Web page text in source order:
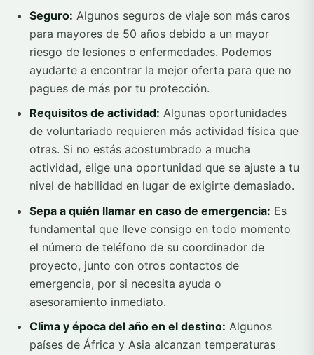
Seguro: Algunos seguros de viaje son más caros
para mayores de 50 años debido a un mayor
riesgo de lesiones o enfermedades. Podemos
ayudarte a encontrar la mejor oferta para que no
pagues de más por tu protección.
Requisitos de actividad: Algunas oportunidades
de voluntariado requieren más actividad física que
otras. Si no estás acostumbrado a mucha
actividad, elige una oportunidad que se ajuste a tu
nivel de habilidad en lugar de exigirte demasiado.
Sepa a quién llamar en caso de emergencia: Es
fundamental que lleve consigo en todo momento
el número de teléfono de su coordinador de
proyecto, junto con otros contactos de
emergencia, por si necesita ayuda o
asesoramiento inmediato.
Clima y época del año en el destino: Algunos
países de África y Asia alcanzan temperaturas